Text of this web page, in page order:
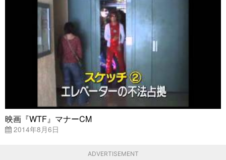
映画『WTF』マナーCM
2014年8月6日
ADVERTISEMENT